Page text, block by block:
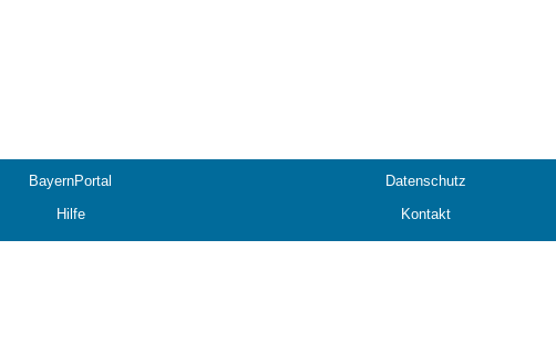
BayernPortal Datenschutz
Hilfe Kontakt